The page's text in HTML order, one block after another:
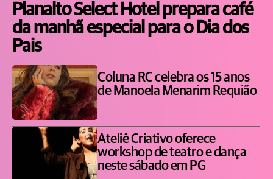
Planalto Select Hotel prepara café
da manhã especial para o Dia dos
Pais
Coluna RC celebra os 15 anos
de Manoela Menarim Requião
Ateliê Criativo oferece
workshop de teatro e dança
neste sábado em PG